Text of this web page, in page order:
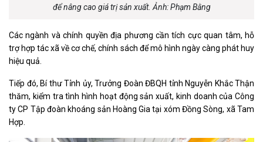
để nâng cao giá trị sản xuất. Ảnh: Phạm Bằng
Các ngành và chính quyền địa phương cần tích cực quan tâm, hỗ
trợ hợp tác xã về cơ chế, chính sách để mô hình ngày càng phát huy
hiệu quả.
Tiếp đó, Bí thư Tỉnh ủy, Trưởng Đoàn ĐBQH tỉnh Nguyễn Khắc Thận
thăm, kiểm tra tình hình hoạt động sản xuất, kinh doanh của Công
ty CP Tập đoàn khoáng sản Hoàng Gia tại xóm Đồng Sòng, xã Tam
Hợp.